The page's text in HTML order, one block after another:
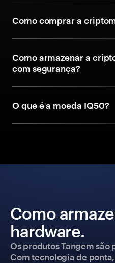
Como comprar a
Como armazenar a
com segurança?
O que é a moeda IQ50?
Como
hardware.
Os produtos Tangem
Com tecnologia de